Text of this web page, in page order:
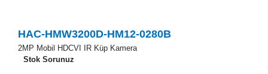
HAC-HMW3200D-HM12-0280B
2MP Mobil HDCVI IR Küp Kamera
Stok Sorunuz